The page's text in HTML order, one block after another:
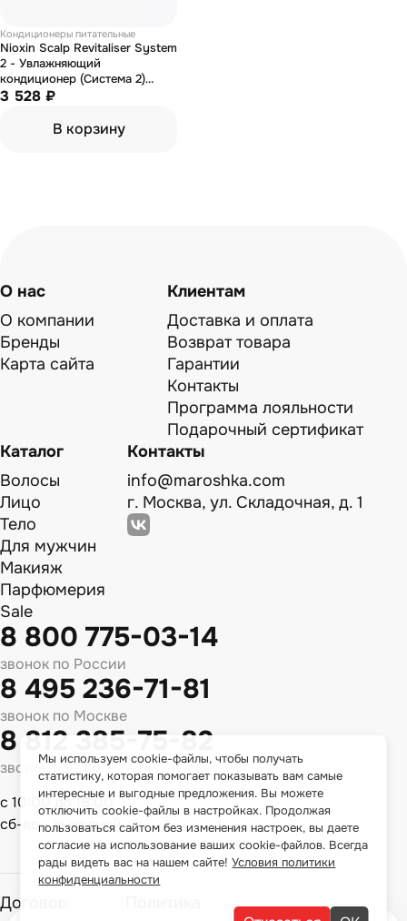
Кондиционеры питательные
Nioxin Scalp Revitaliser System
2 - Увлажняющий
кондиционер (Система 2)
1000 мл
3 528 ₽
В корзину
О нас
О компании
Бренды
Карта сайта
Клиентам
Доставка и оплата
Возврат товара
Гарантии
Контакты
Программа лояльности
Подарочный сертификат
Каталог
Волосы
Лицо
Тело
Для мужчин
Макияж
Парфюмерия
Sale
Контакты
info@maroshka.com
г. Москва, ул. Складочная, д. 1
8 800 775-03-14
звонок по России
8 495 236-71-81
звонок по Москве
8 812 385-75-82
звонок по Спб
с 10:00 до 18:00
сб-вс - выходной
Договор
Мы используем cookie-файлы, чтобы получать
статистику, которая помогает показывать вам самые
интересные и выгодные предложения. Вы можете
отключить cookie-файлы в настройках. Продолжая
пользоваться сайтом без изменения настроек, вы даете
согласие на использование ваших cookie-файлов. Всегда
рады видеть вас на нашем сайте!Условия политики
конфиденциальности